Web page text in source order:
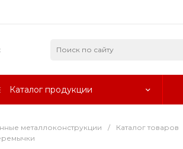
Каталог продукции
металлоконструкции / Каталог товаров